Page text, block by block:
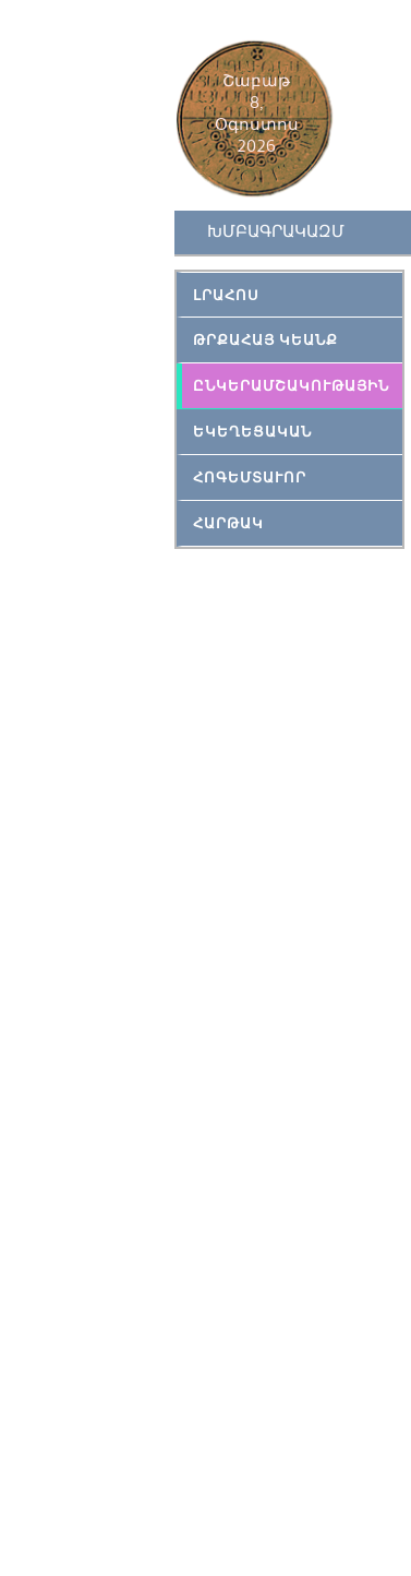
Շաբաթ
8,
Օգոստոս
2026
ԽՄԲԱԳՐԱԿԱԶՄ
ԼՐԱՀՈՍ
ԹՐՔԱՀԱՅ ԿԵԱՆՔ
ԸՆԿԵՐԱՄՇԱԿՈՒԹԱՅԻՆ
ԵԿԵՂԵՑԱԿԱՆ
ՀՈԳԵՄՏԱՒՈՐ
ՀԱՐԹԱԿ